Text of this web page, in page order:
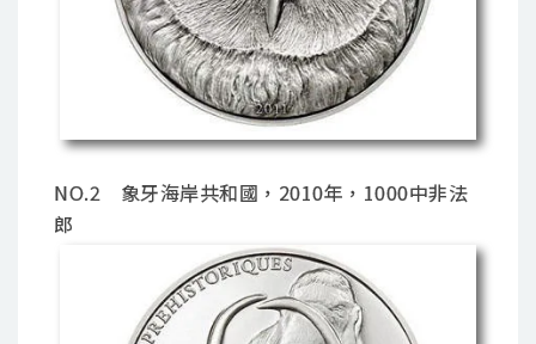
NO.2 象牙海岸共和國，2010年，1000中非法
郎